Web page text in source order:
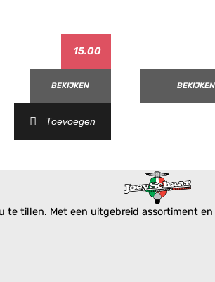
15.00
BEKIJKEN
Toevoegen
BEKIJKEN
tillen. Met een uitgebreid assortiment